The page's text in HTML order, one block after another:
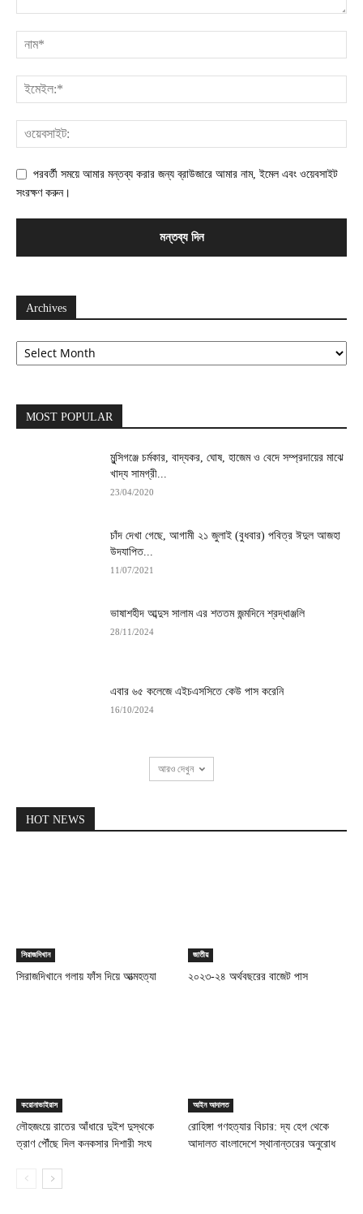
পরবর্তী সময়ে আমার মন্তব্য করার জন্য ব্রাউজারে আমার নাম, ইমেল এবং ওয়েবসাইট
সংরক্ষণ করুন।
Archives
Archives
MOST POPULAR
মুন্সিগঞ্জে চর্মকার, বাদ্যকর, ঘোষ, হাজেম ও বেদে সম্প্রদায়ের মাঝে
খাদ্য সামগ্রী...
23/04/2020
চাঁদ দেখা গেছে, আগামী ২১ জুলাই (বুধবার) পবিত্র ঈদুল আজহা
উদযাপিত...
11/07/2021
ভাষাশহীদ আব্দুস সালাম এর শততম জন্মদিনে শ্রদ্ধাঞ্জলি
28/11/2024
এবার ৬৫ কলেজে এইচএসসিতে কেউ পাস করেনি
16/10/2024
আরও দেখুন
HOT NEWS
সিরাজদিখান
সিরাজদিখানে গলায় ফাঁস দিয়ে আত্মহত্যা
জাতীয়
২০২৩-২৪ অর্থবছরের বাজেট পাস
করোনাভাইরাস
লৌহজংয়ে রাতের আঁধারে দুইশ দুস্থকে
ত্রাণ পৌঁছে দিল কনকসার দিশারী সংঘ
আইন আদালত
রোহিঙ্গা গণহত্যার বিচার: দ্য হেগ থেকে
আদালত বাংলাদেশে স্থানান্তরের অনুরোধ